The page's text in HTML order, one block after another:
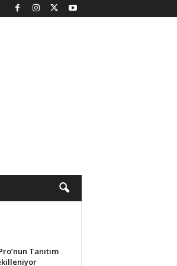
Tanıtım